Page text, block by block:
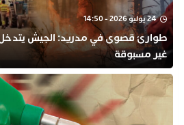
24 يوليو 2026 - 14:50
طوارئ قصوى في مدريد: الجيش يتدخل
غير مسبوقة